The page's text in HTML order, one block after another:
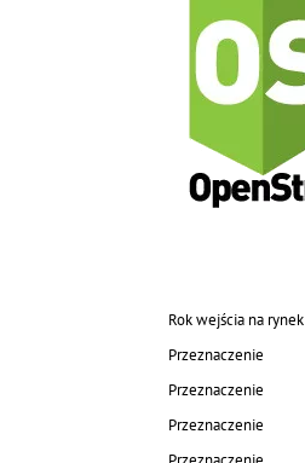
Rok wejścia na rynek
Przeznaczenie
Przeznaczenie
Przeznaczenie